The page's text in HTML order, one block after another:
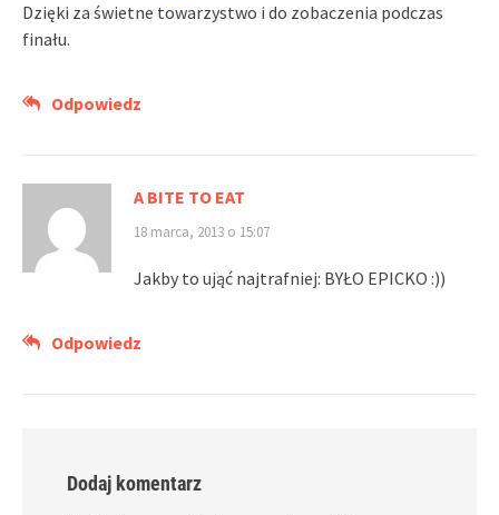
Dzięki za świetne towarzystwo i do zobaczenia podczas
finału.
Odpowiedz
A BITE TO EAT
18 marca, 2013 o 15:07
Jakby to ująć najtrafniej: BYŁO EPICKO :))
Odpowiedz
Dodaj komentarz